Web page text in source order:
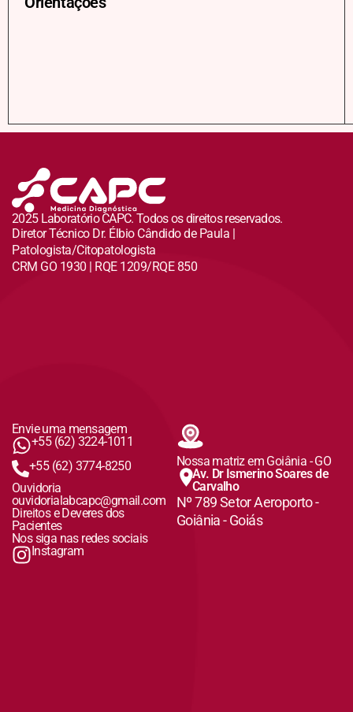
2025 Laboratório CAPC. Todos os direitos reservados.
Diretor Técnico Dr. Élbio Cândido de Paula |
Patologista/Citopatologista
CRM GO 1930 | RQE 1209/RQE 850
Envie uma mensagem
+55 (62) 3224-1011
+55 (62) 3774-8250
Ouvidoria
ouvidorialabcapc@gmail.com
Direitos e Deveres dos
Pacientes
Nos siga nas redes sociais
Instagram
Nossa matriz em Goiânia - GO
Av. Dr Ismerino Soares de
Carvalho
Nº 789 Setor Aeroporto -
Goiânia - Goiás